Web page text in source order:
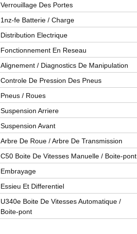
Verrouillage Des Portes
1nz-fe Batterie / Charge
Distribution Electrique
Fonctionnement En Reseau
Alignement / Diagnostics De Manipulation
Controle De Pression Des Pneus
Pneus / Roues
Suspension Arriere
Suspension Avant
Arbre De Roue / Arbre De Transmission
C50 Boite De Vitesses Manuelle / Boite-pont
Embrayage
Essieu Et Differentiel
U340e Boite De Vitesses Automatique /
Boite-pont